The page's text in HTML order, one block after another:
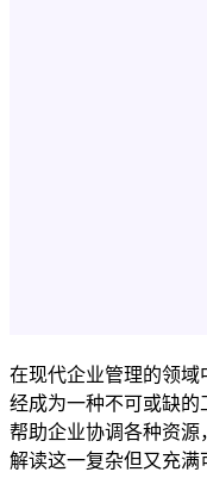
在现代企业管理的领域
经成为一种不可或缺的
帮助企业协调各种资
解读这一复杂但又充满